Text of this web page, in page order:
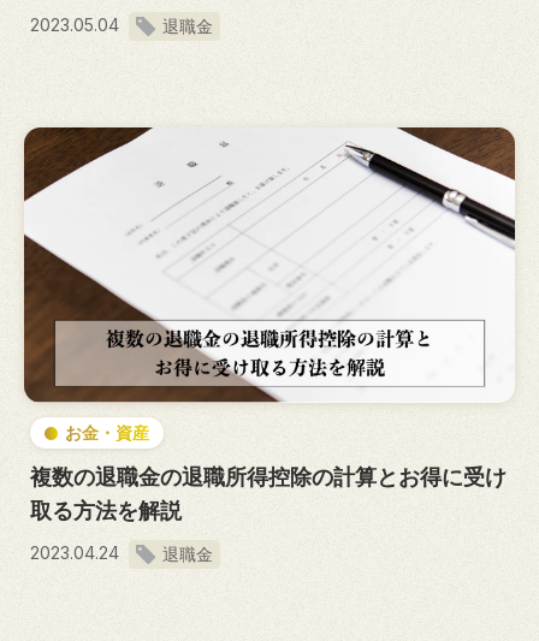
2023.05.04 退職金
お金・資産
複数の退職金の退職所得控除の計算とお得に受け
取る方法を解説
2023.04.24 退職金